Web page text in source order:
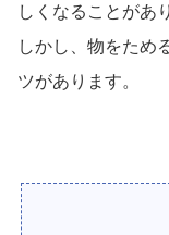
しくなることがあ
しかし、物をため
ツがあります。